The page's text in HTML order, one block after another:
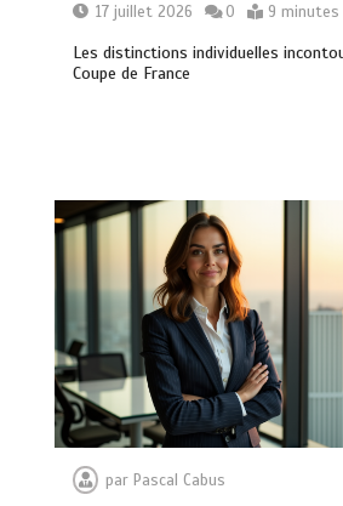
17 juillet 2026
0 9 minutes
Les distinctions individuelles
Coupe de France
par Pascal Cabus